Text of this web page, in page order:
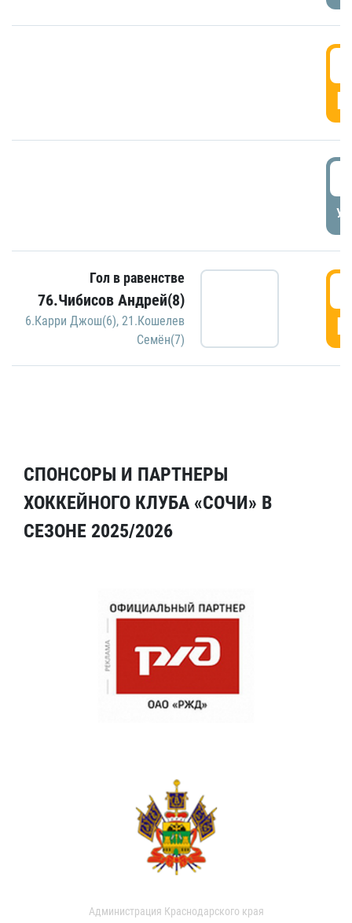
Гол в равенстве
76.Чибисов Андрей(8)
6.Карри Джош(6), 21.Кошелев
Семён(7)
СПОНСОРЫ И ПАРТНЕРЫ
ХОККЕЙНОГО КЛУБА «СОЧИ» В
СЕЗОНЕ 2025/2026
Администрация Краснодарского края